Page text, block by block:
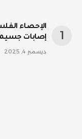
إصابات
ديسمبر 4, 2025